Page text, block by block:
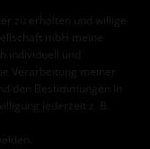
zu erhalten und willige
mbH meine
individuell und
Verarbeitung meiner
den Bestimmungen in
jederzeit z. B.